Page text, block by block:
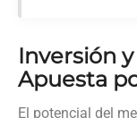
Inversión
Apuesta
El potencial del